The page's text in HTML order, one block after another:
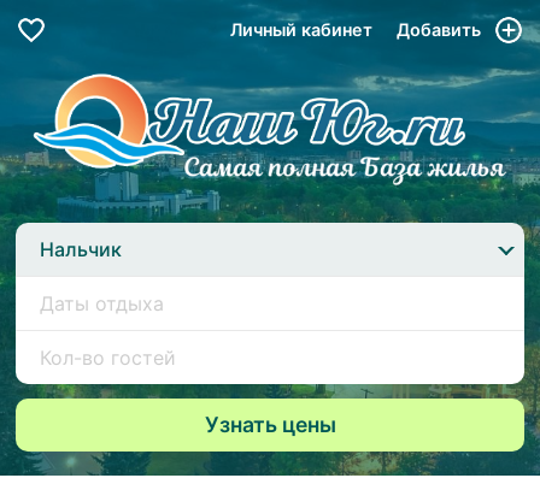
Личный кабинет Добавить
Нальчик